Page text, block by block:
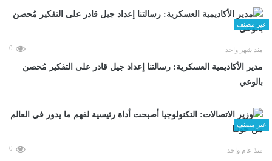
غير مصنف
منذ شهر واحد 0
مدير الأكاديمية العسكرية: رسالتنا إعداد جيل قادر على التفكير مُحصن
بالوعي
غير مصنف
منذ عام واحد 0